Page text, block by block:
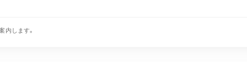
内します。